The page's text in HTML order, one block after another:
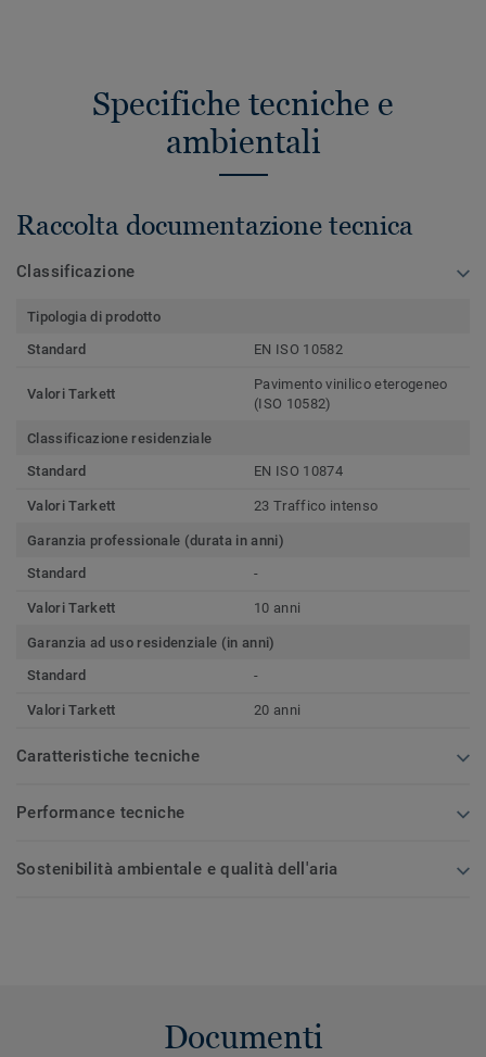
Specifiche tecniche e
ambientali
Raccolta documentazione tecnica
Classificazione
Tipologia di prodotto
Standard
EN ISO 10582
Valori Tarkett
Pavimento vinilico eterogeneo
(ISO 10582)
Classificazione residenziale
Standard
EN ISO 10874
Valori Tarkett 23 Traffico intenso
Garanzia professionale (durata in anni)
Standard
-
Valori Tarkett 10 anni
Garanzia ad uso residenziale (in anni)
Standard
-
Valori Tarkett 20 anni
Caratteristiche tecniche
Performance tecniche
Sostenibilità ambientale e qualità dell'aria
Documenti